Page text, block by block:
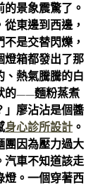
景象震驚了。
東邊到西邊，
是交替閃爍，
燈箱都發出了那
、熱氣騰騰的白
的——麵粉蒸煮
」廖沾沾是個醬
身心診所設計 。
團因為壓力過大
汽車不知道該走
燈。一個穿著西